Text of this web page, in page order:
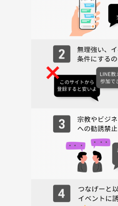
身分証明書（念の為）
▪️イベントについての注意事項
・入場受付は公演ゲームスタートの20
・ゲームスタートの10分前までに必
・ゲームの性質上、時間に遅れます
・無料キャンセルの期間の兼ね合い
りとさせていただきます。
・服装・写真撮影・プレイ開始時刻
（特に女性はハイヒール禁止などの
https://mrxjapan.com/contacts